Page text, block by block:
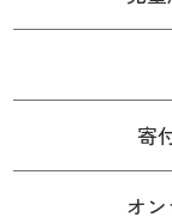
寄
オ